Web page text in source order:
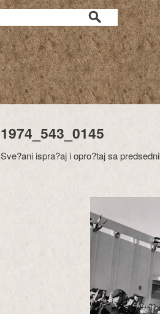
1974_543_0145
Sve?ani ispra?aj i opro?taj sa